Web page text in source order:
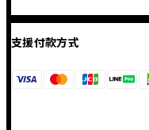
支援付款方式